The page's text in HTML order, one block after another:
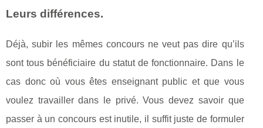
Leurs différences.
Déjà, subir les mêmes concours ne veut pas dire qu’ils
sont tous bénéficiaire du statut de fonctionnaire. Dans le
cas donc où vous êtes enseignant public et que vous
voulez travailler dans le privé. Vous devez savoir que
passer à un concours est inutile, il suffit juste de formuler